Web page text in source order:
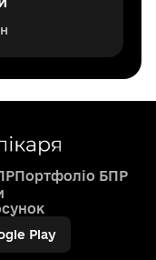
Портфоліо БПР
Play